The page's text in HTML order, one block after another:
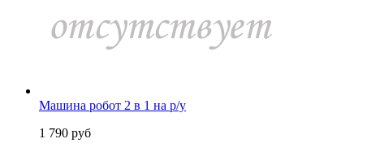
Машина робот 2 в 1 на р/у
1 790 руб